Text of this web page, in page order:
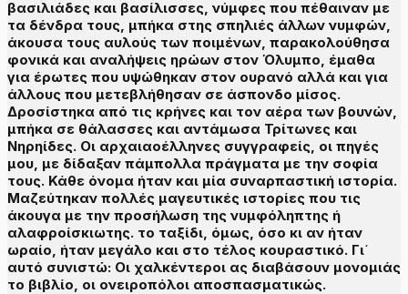
βασιλιάδες και βασίλισσες, νύμφες που πέθαιναν με
τα δένδρα τους, μπήκα στης σπηλιές άλλων νυμφών,
άκουσα τους αυλούς των ποιμένων, παρακολούθησα
φονικά και αναλήψεις ηρώων στον Όλυμπο, έμαθα
για έρωτες που υψώθηκαν στον ουρανό αλλά και για
άλλους που μετεβλήθησαν σε άσπονδο μίσος.
Δροσίστηκα από τις κρήνες και τον αέρα των βουνών,
μπήκα σε θάλασσες και αντάμωσα Τρίτωνες και
Νηρηίδες. Οι αρχαιαοέλληνες συγγραφείς, οι πηγές
μου, με δίδαξαν πάμπολλα πράγματα με την σοφία
τους. Κάθε όνομα ήταν και μία συναρπαστική ιστορία.
Μαζεύτηκαν πολλές μαγευτικές ιστορίες που τις
άκουγα με την προσήλωση της νυμφόληπτης ή
αλαφροίσκιωτης. το ταξίδι, όμως, όσο κι αν ήταν
ωραίο, ήταν μεγάλο και στο τέλος κουραστικό. Γι΄
αυτό συνιστώ: Οι χαλκέντεροι ας διαβάσουν μονομιάς
το βιβλίο, οι ονειροπόλοι αποσπασματικώς.